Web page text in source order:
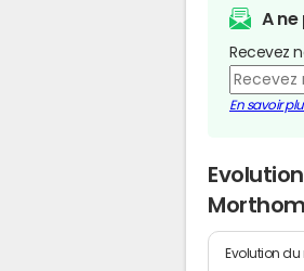
A
Recevez
En savoir
Evolution du